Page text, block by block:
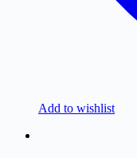
Add to wishlist